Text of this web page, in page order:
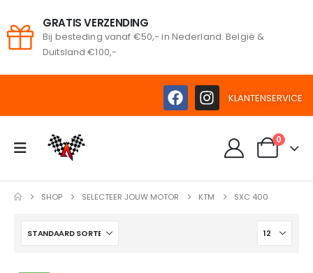
GRATIS VERZENDING
Bij besteding vanaf €50,- in Nederland. België &
Duitsland €100,-
KLANTENSERVICE
0
SHOP SELECTEER JOUW MOTOR KTM SXC 400